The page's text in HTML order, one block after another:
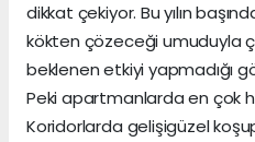
dikkat çekiyor. Bu yılın
kökten çözeceği umuduyla
beklenen etkiyi yapmadığı
Peki apartmanlarda en çok
Koridorlarda gelişigüzel